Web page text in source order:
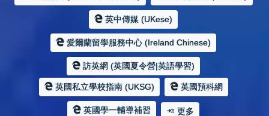
英中傳媒 (UKese)
愛爾蘭留學服務中心 (Ireland Chinese)
訪英網 (英國夏令營|英語學習)
英國私立學校指南 (UKSG) 英國預科網
英國學一輔導補習 更多